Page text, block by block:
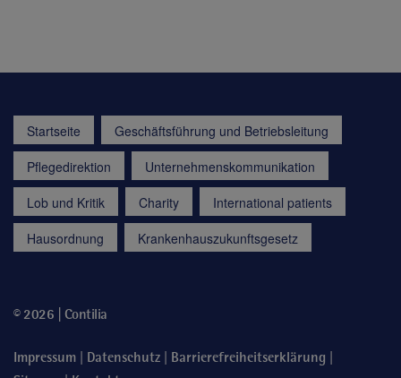
Startseite
Geschäftsführung und Betriebsleitung
Pflegedirektion
Unternehmenskommunikation
Lob und Kritik
Charity
International patients
Hausordnung
Krankenhauszukunftsgesetz
© 2026 | Contilia
Impressum | Datenschutz | Barrierefreiheitserklärung |